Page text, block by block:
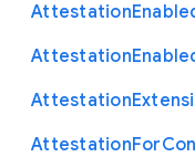
Attestation
Attestation
Attestation
AttestationFor